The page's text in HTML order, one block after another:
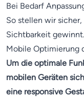
Bei Bedarf
So stellen wir
Sichtbarkeit gewinnt.
Mobile Optimierung
Um die optimale
mobilen Geräten
eine responsive